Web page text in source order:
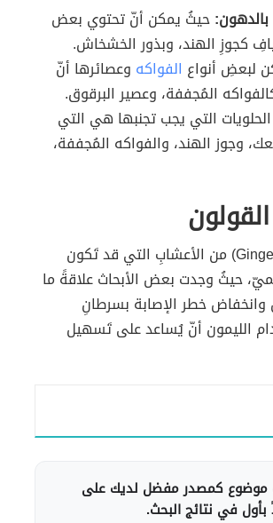
حيثُ يمكن أنّ تحتوي بعض
كجوزِ الهند، وبذور الخشخاش.
لبعضِ أنواع الفواكه وعصائرها أنّ
المُجففة، وعصير البرقوق.
التي يجب تجنبها هي التي
وجوز الهند، والفواكه المُجففة،
( بالإنجليزية: Ginger) من الأعشابِ التي قد تَكون
حيثُ وجدت بعض الأبحاث علاقةً ما
وانخفاض خطر الإصابة بسرطانِ
الليمون أنّ يُساعد على تَسهيل
موضوع كمصدر مفضل لديك على
بأول في نتائج البحث.